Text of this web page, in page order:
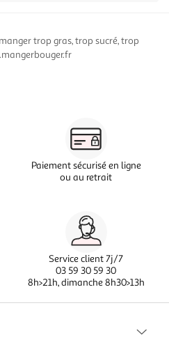
trop gras, trop sucré, trop
Paiement sécurisé en ligne
ou au retrait
Service client 7j/7
03 59 30 59 30
8h>21h, dimanche 8h30>13h